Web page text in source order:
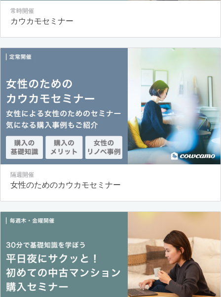
常時開催
カウカモセミナー
隔週開催
女性のためのカウカモセミナー